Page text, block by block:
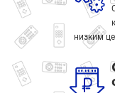
низким